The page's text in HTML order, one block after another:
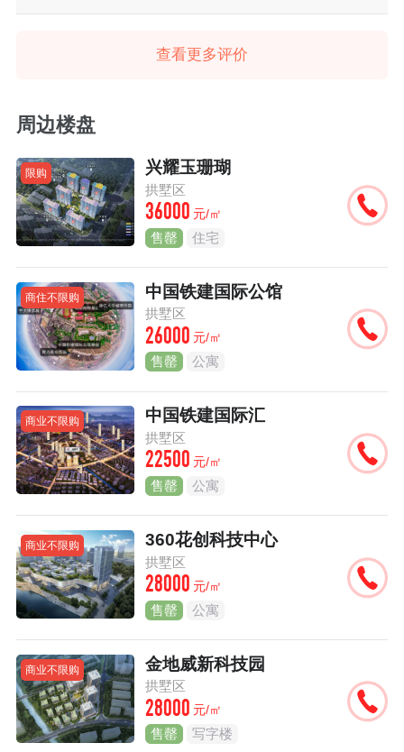
查看更多评价
周边楼盘
限购 兴耀玉珊瑚
拱墅区
36000 元/㎡
售罄 住宅
商住不限购 中国铁建国际公馆
拱墅区
26000 元/㎡
售罄 公寓
商业不限购 中国铁建国际汇
拱墅区
22500 元/㎡
售罄 公寓
商业不限购 360花创科技中心
拱墅区
28000 元/㎡
售罄 公寓
商业不限购 金地威新科技园
拱墅区
28000 元/㎡
售罄 写字楼